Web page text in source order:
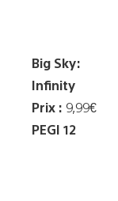
Big Sky:
Infinity
Prix : 9,99€
PEGI 12